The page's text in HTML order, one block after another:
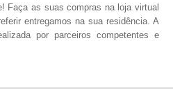
Faça as suas compras na loja virtual
entregamos na sua residência. A
por parceiros competentes e